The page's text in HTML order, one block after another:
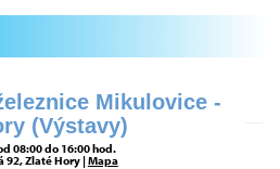
Mikulovice -
(Výstavy)
08:00 do 16:00 hod.
92, Zlaté Hory |Mapa